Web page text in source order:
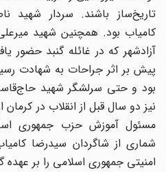
تاریخ‌ساز باشند. سردار شهید
کامیاب بود. همچنین شهید میرعلی
آزادشهر که در غائله گنبد حضور
پیش بر اثر جراحات به شهادت
بود و حتی سرلشگر شهید حاج‌قاسم
نیز دو سال قبل از انقلاب در کرمان
مسئول آموزش حزب جمهوری
شماری از شاگردان سیدرضا
امنیتی جمهوری ‌اسلامی را بر عهده